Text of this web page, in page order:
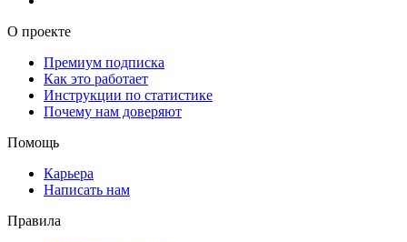
О проекте
Премиум подписка
Как это работает
Инструкции по статистике
Почему нам доверяют
Помощь
Карьера
Написать нам
Правила